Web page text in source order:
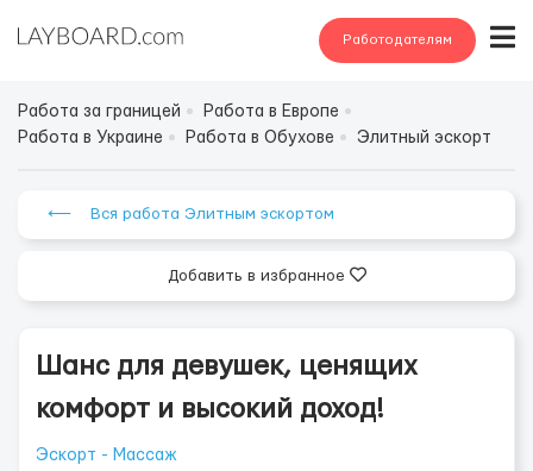
Работодателям
Работа за границей
Работа в Европе
Работа в Украине
Работа в Обухове Элитный эскорт
⟵ Вся работа Элитным эскортом
Добавить в избранное
Шанс для девушек, ценящих
комфорт и высокий доход!
Эскорт - Массаж